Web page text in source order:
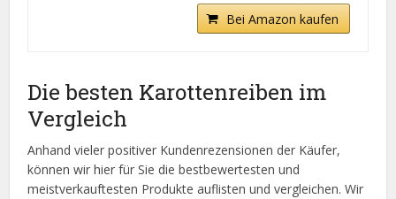
Bei Amazon kaufen
Die besten Karottenreiben im
Vergleich
Anhand vieler positiver Kundenrezensionen der Käufer,
können wir hier für Sie die bestbewertesten und
meistverkauftesten Produkte auflisten und vergleichen. Wir